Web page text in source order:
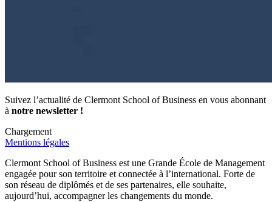
Suivez l’actualité de Clermont School of Business en vous abonnant
à notre newsletter !
Chargement
Mentions légales
Clermont School of Business est une Grande École de Management
engagée pour son territoire et connectée à l’international. Forte de
son réseau de diplômés et de ses partenaires, elle souhaite,
aujourd’hui, accompagner les changements du monde.